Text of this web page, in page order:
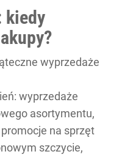
kiedy
wyprzedaże
wyprzedaże
asortymentu,
na sprzęt
szczycie,